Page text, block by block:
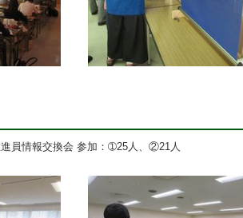
員情報交換会 参加：➀25人、②21人